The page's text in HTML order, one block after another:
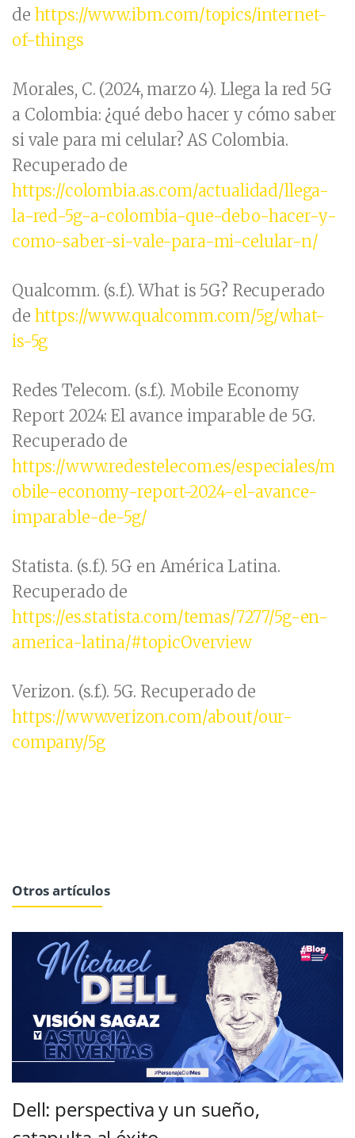
de https://www.ibm.com/topics/internet-
of-things
Morales, C. (2024, marzo 4). Llega la red 5G
a Colombia: ¿qué debo hacer y cómo saber
si vale para mi celular? AS Colombia.
Recuperado de
https://colombia.as.com/actualidad/llega-
la-red-5g-a-colombia-que-debo-hacer-y-
como-saber-si-vale-para-mi-celular-n/
Qualcomm. (s.f.). What is 5G? Recuperado
de https://www.qualcomm.com/5g/what-
is-5g
Redes Telecom. (s.f.). Mobile Economy
Report 2024: El avance imparable de 5G.
Recuperado de
https://www.redestelecom.es/especiales/m
obile-economy-report-2024-el-avance-
imparable-de-5g/
Statista. (s.f.). 5G en América Latina.
Recuperado de
https://es.statista.com/temas/7277/5g-en-
america-latina/#topicOverview
Verizon. (s.f.). 5G. Recuperado de
https://www.verizon.com/about/our-
company/5g
Otros artículos
Dell: perspectiva y un sueño,